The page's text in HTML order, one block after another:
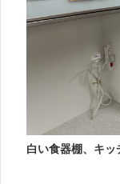
白い食器棚、キッ